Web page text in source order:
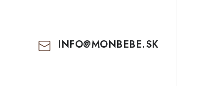
INFO@MONBEBE.SK